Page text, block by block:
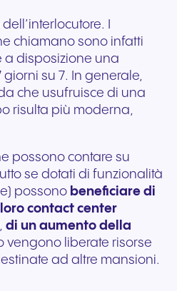
dell’interlocutore. I
chiamano sono infatti
a disposizione una
giorni su 7. In generale,
che usufruisce di una
risulta più moderna,
possono contare su
se dotati di funzionalità
possono beneficiare di
contact center
di un aumento della
vengono liberate risorse
ad altre mansioni.